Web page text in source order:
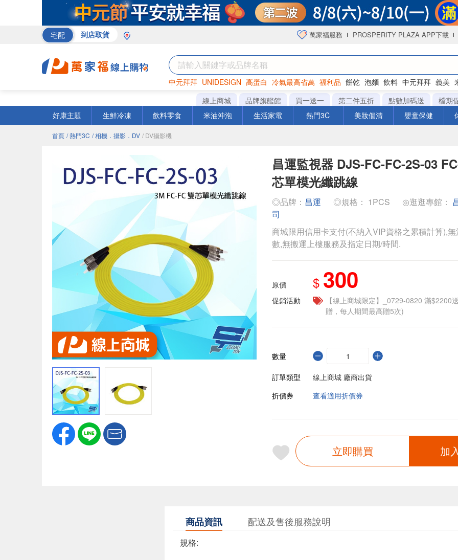
宅配 到店取貨 萬家福服務 PROSPERITY PLAZA APP下載
中元拜拜 UNIDESIGN 高蛋白 冷氣最高省萬 福利品 餅乾 泡麵 飲料 中元拜拜 義美
罐頭 咖啡 海苔
線上商城 品牌旗艦館 買一送一 第二件五折 點數加碼送 檔期
好康主題
生鮮冷凍 飲料零食 米油沖泡 生活家電 熱門3C 美妝個清 嬰童保健
首頁 / 熱門3C / 相機．攝影．DV / DV攝影機
昌運監視器 DJS-FC-FC-2S-03
芯單模光纖跳線
◎品牌： 昌運 ◎規格： 1PCS ◎逛逛專館：
司
商城限用信用卡支付(不納入VIP資格之累積計算),
數,無搬運上樓服務及指定日期/時間.
原價 $ 300
促銷活動
【線上商城限定】_0729-0820 滿$2200
贈，每人期間最高贈5次)
數量
訂單類型
線上商城 廠商出貨
折價券
查看適用折價券
立即購買 加
商品資訊 配送及售後服務說明
規格: